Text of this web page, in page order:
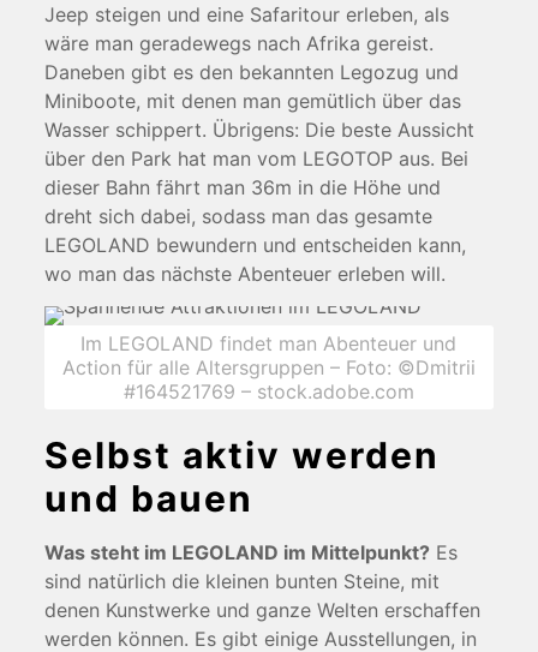
Jeep steigen und eine Safaritour erleben, als
wäre man geradewegs nach Afrika gereist.
Daneben gibt es den bekannten Legozug und
Miniboote, mit denen man gemütlich über das
Wasser schippert. Übrigens: Die beste Aussicht
über den Park hat man vom LEGOTOP aus. Bei
dieser Bahn fährt man 36m in die Höhe und
dreht sich dabei, sodass man das gesamte
LEGOLAND bewundern und entscheiden kann,
wo man das nächste Abenteuer erleben will.
Im LEGOLAND findet man Abenteuer und
Action für alle Altersgruppen – Foto: ©Dmitrii
#164521769 – stock.adobe.com
Selbst aktiv werden
und bauen
Was steht im LEGOLAND im Mittelpunkt?Es
sind natürlich die kleinen bunten Steine, mit
denen Kunstwerke und ganze Welten erschaffen
werden können. Es gibt einige Ausstellungen, in